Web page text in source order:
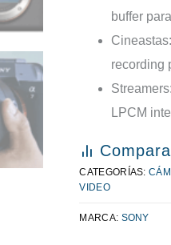
buffer
recording
LPCM
CATEGORÍAS:
VIDEO
MARCA: SONY